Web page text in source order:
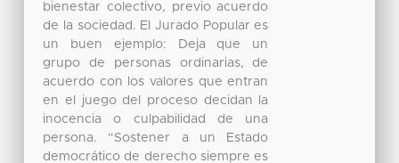
bienestar colectivo, previo acuerdo
de la sociedad. El Jurado Popular es
un buen ejemplo: Deja que un
grupo de personas ordinarias, de
acuerdo con los valores que entran
en el juego del proceso decidan la
inocencia o culpabilidad de una
persona. “Sostener a un Estado
democrático de derecho siempre es